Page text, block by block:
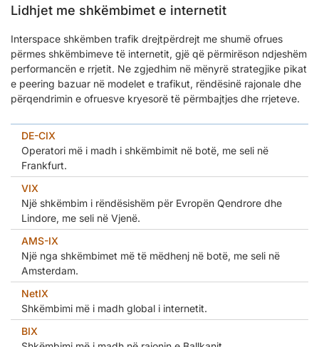
Lidhjet me shkëmbimet e internetit
Interspace shkëmben trafik drejtpërdrejt me shumë ofrues
përmes shkëmbimeve të internetit, gjë që përmirëson ndjeshëm
performancën e rrjetit. Ne zgjedhim në mënyrë strategjike pikat
e peering bazuar në modelet e trafikut, rëndësinë rajonale dhe
përqendrimin e ofruesve kryesorë të përmbajtjes dhe rrjeteve.
DE-CIX
Operatori më i madh i shkëmbimit në botë, me seli në
Frankfurt.
VIX
Një shkëmbim i rëndësishëm për Evropën Qendrore dhe
Lindore, me seli në Vjenë.
AMS-IX
Një nga shkëmbimet më të mëdhenj në botë, me seli në
Amsterdam.
NetIX
Shkëmbimi më i madh global i internetit.
BIX